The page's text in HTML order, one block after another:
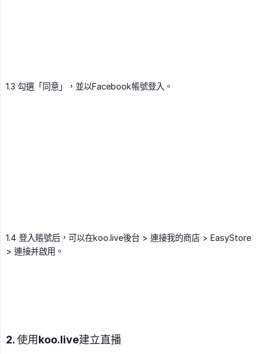
1.3 勾選「同意」，並以Facebook帳號登入。
1.4 登入賬號后，可以在koo.live後台 > 連接我的商店 > EasyStore
> 連接并啟用。
2. 使用koo.live建立直播